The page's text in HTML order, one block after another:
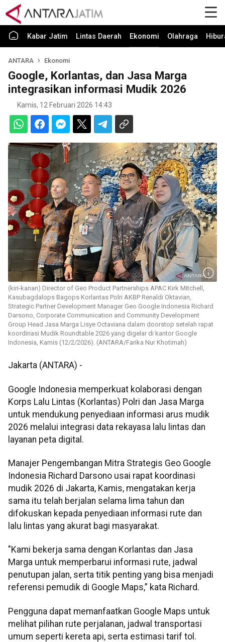
Kabar Jatim Lintas Daerah Ekonomi Olahraga
ANTARA Ekonomi
Google, Korlantas, dan Jasa Marga
integrasikan informasi Mudik 2026
Kamis, 12 Februari 2026 14:43
(kiri-kanan) Director of Geo Product Partnerships APAC Kirk Mitchell,
Kasubagdalops Bagops Korlantas Polri AKBP Renaldi Oktavian,
Strategic Partner Development Manager Geo Google Indonesia Richard
Darsono, Corporate Communication and Community Development
Group Head Jasa Marga Lisye Octaviana dalam doorstop setelah rapat
koordinasi Mudik Roundtable 2026 yang digelar di kantor Google
Indonesia, Kamis (12/2/2026). (ANTARA/Farika Nur Khotimah)
Jakarta (ANTARA) -
Google Indonesia memperkuat kolaborasi dengan
Korps Lalu Lintas (Korlantas) Polri dan Jasa Marga
untuk mendukung penyediaan informasi arus mudik
2026 melalui integrasi data rekayasa lalu lintas dan
layanan peta digital.
Manajer Pengembangan Mitra Strategis Geo Google
Indonesia Richard Darsono usai rapat koordinasi
mudik 2026 di Jakarta, Kamis, mengatakan kerja
sama itu telah berjalan selama lima tahun dan
difokuskan kepada penyediaan informasi rute dan
lalu lintas yang akurat bagi masyarakat.
"Kami bekerja sama dengan Korlantas dan Jasa
Marga untuk memperbarui informasi rute, jadwal
penutupan jalan, serta titik penting yang bisa menjadi
referensi pemudik di Google Maps,” kata Richard.
Pengguna dapat memanfaatkan Google Maps untuk
melihat pilihan rute perjalanan, jadwal transportasi
umum seperti kereta api, serta estimasi tarif tol.